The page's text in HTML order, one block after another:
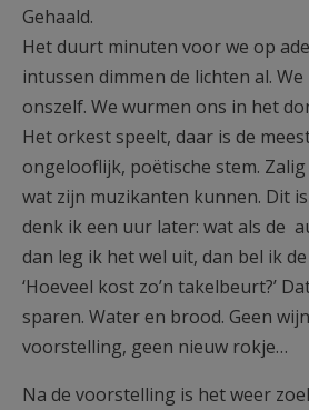
Gehaald.
Het duurt minuten voor we op
intussen dimmen de lichten al.
onszelf. We wurmen ons in het
Het orkest speelt, daar is de
ongelooflijk, poëtische stem.
wat zijn muzikanten kunnen. Dit
denk ik een uur later: wat als de
dan leg ik het wel uit, dan bel ik
‘Hoeveel kost zo’n takelbeurt?’
sparen. Water en brood. Geen
voorstelling, geen nieuw rokje…
Na de voorstelling is het weer